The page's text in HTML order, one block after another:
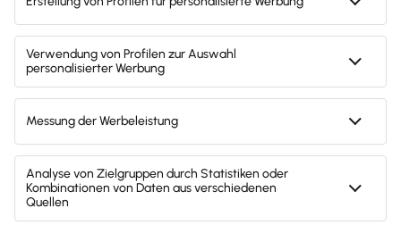
ELSTER-Ansicht
Ich bin: Privatkunde
Steuerjahr: bitte wählen